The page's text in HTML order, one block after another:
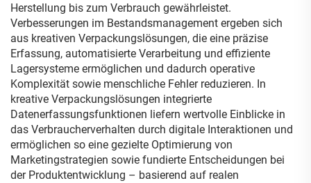
Herstellung bis zum Verbrauch gewährleistet.
Verbesserungen im Bestandsmanagement ergeben sich
aus kreativen Verpackungslösungen, die eine präzise
Erfassung, automatisierte Verarbeitung und effiziente
Lagersysteme ermöglichen und dadurch operative
Komplexität sowie menschliche Fehler reduzieren. In
kreative Verpackungslösungen integrierte
Datenerfassungsfunktionen liefern wertvolle Einblicke in
das Verbraucherverhalten durch digitale Interaktionen und
ermöglichen so eine gezielte Optimierung von
Marketingstrategien sowie fundierte Entscheidungen bei
der Produktentwicklung – basierend auf realen